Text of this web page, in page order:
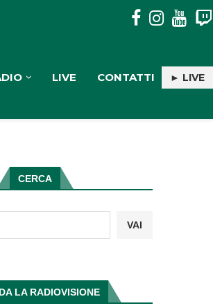
DEL RENDICONTO 2025, ROMEO:
LIVE CONTATTI ► LIVE
CERCA
VAI
LA RADIOVISIONE